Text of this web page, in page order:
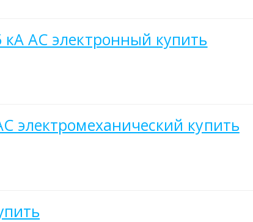
AC электронный купить
электромеханический купить